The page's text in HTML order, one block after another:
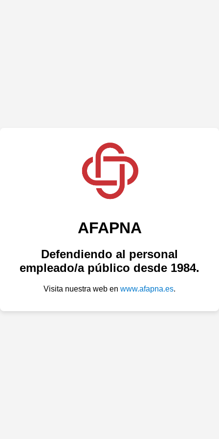
AFAPNA
Defendiendo al personal
empleado/a público desde 1984.
Visita nuestra web en www.afapna.es.